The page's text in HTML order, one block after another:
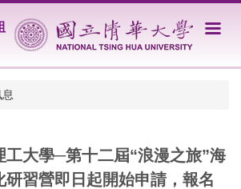
工大學─第十二屆“浪漫之旅”海
研習營即日起開始申請，報名